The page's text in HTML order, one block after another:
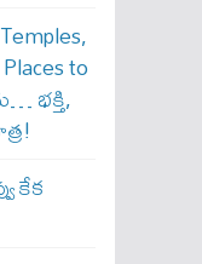
to
భక్తి,
కేక‌